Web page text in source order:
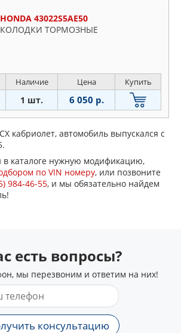
HONDA 43022S5AE50
КОЛОДКИ ТОРМОЗНЫЕ
Наличие Цена Купить
1 шт. 6 050 р.
кабриолет, автомобиль выпускался с
каталоге нужную модификацию,
по VIN номеру, или позвоните
984-46-55, и мы обязательно найдем
есть вопросы?
мы перезвоним и ответим на них!
консультацию